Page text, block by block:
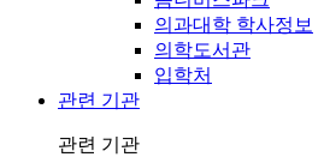
의과대학 학사정보
의학도서관
입학처
관련 기관
관련 기관